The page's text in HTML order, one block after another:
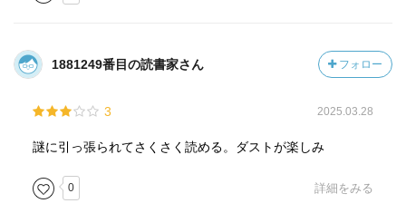
1881249番目の読書家さん フォロー
3 2025.03.28
謎に引っ張られてさくさく読める。ダストが楽しみ
0 詳細をみる